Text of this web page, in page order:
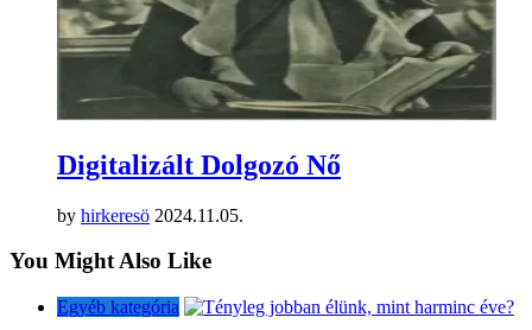
Digitalizált Dolgozó Nő
by hirkeresö 2024.11.05.
You Might Also Like
Egyéb kategória